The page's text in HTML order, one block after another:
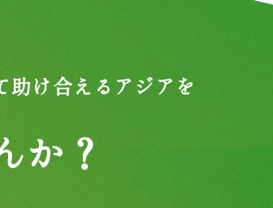
助け合えるアジアを
か？